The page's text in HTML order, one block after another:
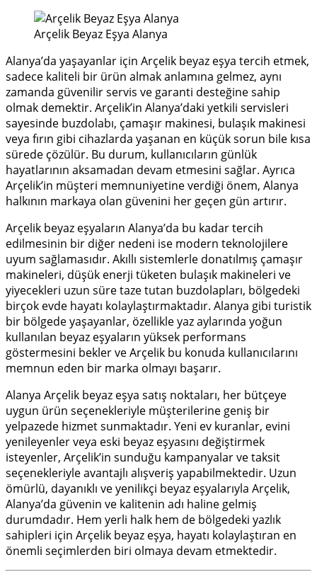
Arçelik Beyaz Eşya Alanya
Alanya’da yaşayanlar için Arçelik beyaz eşya tercih etmek,
sadece kaliteli bir ürün almak anlamına gelmez, aynı
zamanda güvenilir servis ve garanti desteğine sahip
olmak demektir. Arçelik’in Alanya’daki yetkili servisleri
sayesinde buzdolabı, çamaşır makinesi, bulaşık makinesi
veya fırın gibi cihazlarda yaşanan en küçük sorun bile kısa
sürede çözülür. Bu durum, kullanıcıların günlük
hayatlarının aksamadan devam etmesini sağlar. Ayrıca
Arçelik’in müşteri memnuniyetine verdiği önem, Alanya
halkının markaya olan güvenini her geçen gün artırır.
Arçelik beyaz eşyaların Alanya’da bu kadar tercih
edilmesinin bir diğer nedeni ise modern teknolojilere
uyum sağlamasıdır. Akıllı sistemlerle donatılmış çamaşır
makineleri, düşük enerji tüketen bulaşık makineleri ve
yiyecekleri uzun süre taze tutan buzdolapları, bölgedeki
birçok evde hayatı kolaylaştırmaktadır. Alanya gibi turistik
bir bölgede yaşayanlar, özellikle yaz aylarında yoğun
kullanılan beyaz eşyaların yüksek performans
göstermesini bekler ve Arçelik bu konuda kullanıcılarını
memnun eden bir marka olmayı başarır.
Alanya Arçelik beyaz eşya satış noktaları, her bütçeye
uygun ürün seçenekleriyle müşterilerine geniş bir
yelpazede hizmet sunmaktadır. Yeni ev kuranlar, evini
yenileyenler veya eski beyaz eşyasını değiştirmek
isteyenler, Arçelik’in sunduğu kampanyalar ve taksit
seçenekleriyle avantajlı alışveriş yapabilmektedir. Uzun
ömürlü, dayanıklı ve yenilikçi beyaz eşyalarıyla Arçelik,
Alanya’da güvenin ve kalitenin adı haline gelmiş
durumdadır. Hem yerli halk hem de bölgedeki yazlık
sahipleri için Arçelik beyaz eşya, hayatı kolaylaştıran en
önemli seçimlerden biri olmaya devam etmektedir.